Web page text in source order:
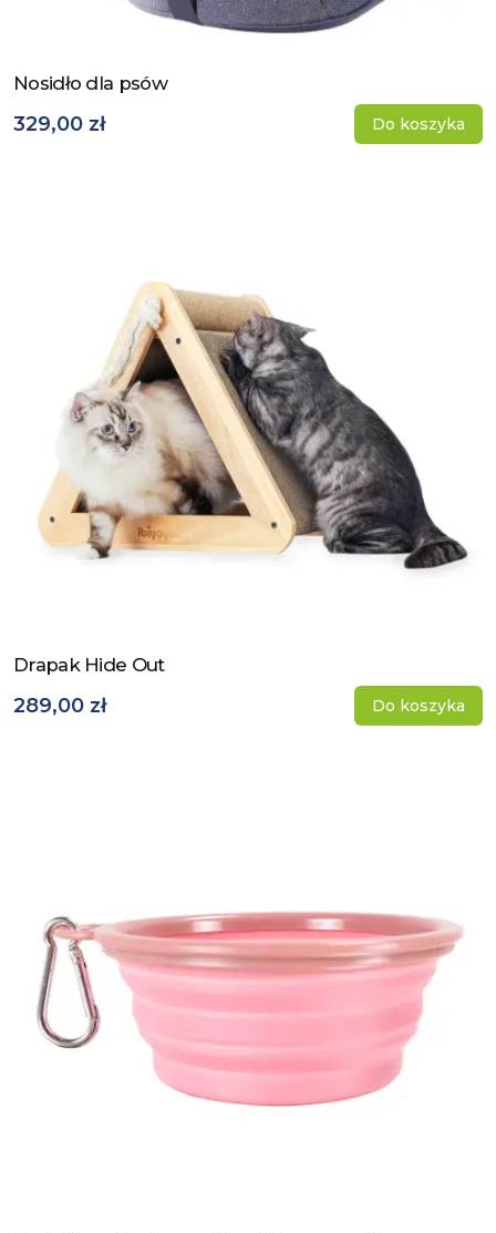
Zobacz produkt
Nosidło dla psów
329,00 zł Do koszyka
Zobacz produkt
Drapak Hide Out
289,00 zł Do koszyka